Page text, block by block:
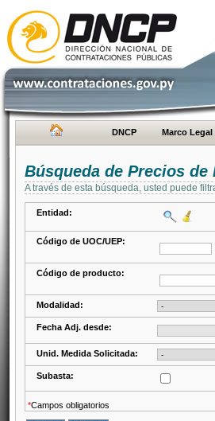
DNCP Marco Legal
Búsqueda de Precios
A través de esta búsqueda, usted puede
Entidad:
Código de UOC/UEP:
Código de producto:
Modalidad:
Fecha Adj. desde:
Unid. Medida Solicitada:
Subasta:
*Campos obligatorios